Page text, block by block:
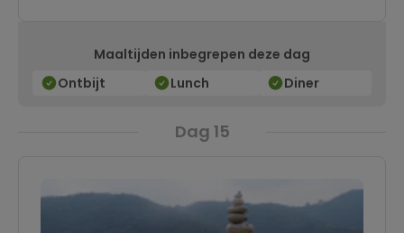
Maaltijden inbegrepen deze dag
Ontbijt
Lunch Diner
Dag 15